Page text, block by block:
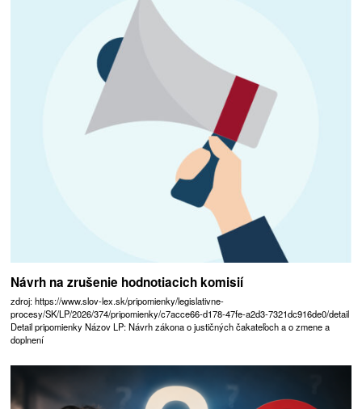
Návrh na zrušenie hodnotiacich komisií
zdroj: https://www.slov-lex.sk/pripomienky/legislativne-
procesy/SK/LP/2026/374/pripomienky/c7acce66-d178-47fe-a2d3-7321dc916de0/detail
Detail pripomienky Názov LP: Návrh zákona o justičných čakateľoch a o zmene a
doplnení